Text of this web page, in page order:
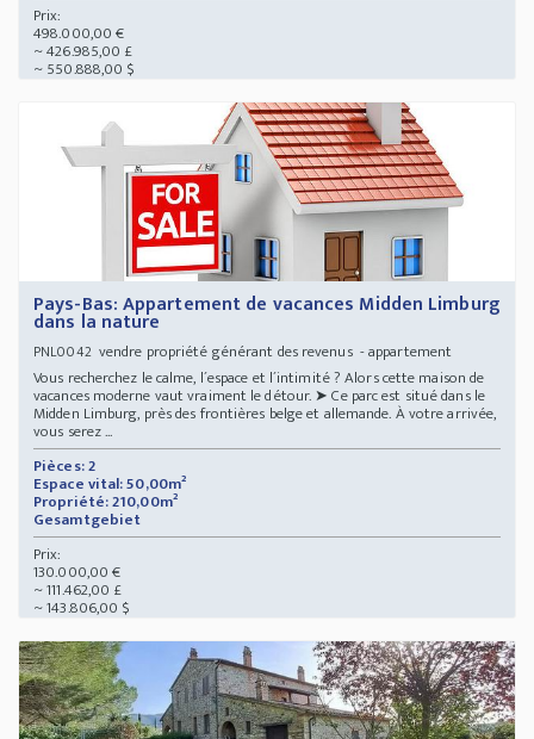
Prix:
498.000,00 €
~ 426.985,00 £
~ 550.888,00 $
Pays-Bas: Appartement de vacances Midden Limburg
dans la nature
PNL0042vendre propriété générant des revenus - appartement
Vous recherchez le calme, l´espace et l´intimité ? Alors cette maison de
vacances moderne vaut vraiment le détour. ➤ Ce parc est situé dans le
Midden Limburg, près des frontières belge et allemande. À votre arrivée,
vous serez ...
Pièces: 2
Espace vital: 50,00m²
Propriété: 210,00m²
Gesamtgebiet
Prix:
130.000,00 €
~ 111.462,00 £
~ 143.806,00 $